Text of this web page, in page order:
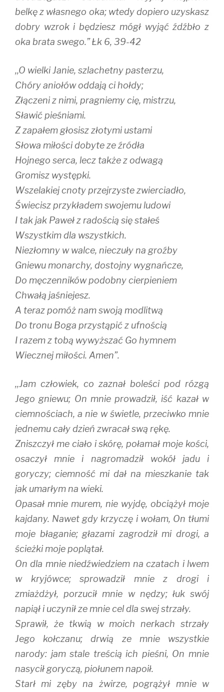
belkę z własnego oka; wtedy dopiero uzyskasz
dobry wzrok i będziesz mógł wyjąć źdźbło z
oka brata swego.” Łk 6, 39-42
,,O wielki Janie, szlachetny pasterzu,
Chóry aniołów oddają ci hołdy;
Złączeni z nimi, pragniemy cię, mistrzu,
Sławić pieśniami.
Z zapałem głosisz złotymi ustami
Słowa miłości dobyte ze źródła
Hojnego serca, lecz także z odwagą
Gromisz występki.
Wszelakiej cnoty przejrzyste zwierciadło,
Świecisz przykładem swojemu ludowi
I tak jak Paweł z radością się stałeś
Wszystkim dla wszystkich.
Niezłomny w walce, nieczuły na groźby
Gniewu monarchy, dostojny wygnańcze,
Do męczenników podobny cierpieniem
Chwałą jaśniejesz.
A teraz pomóż nam swoją modlitwą
Do tronu Boga przystąpić z ufnością
I razem z tobą wywyższać Go hymnem
Wiecznej miłości. Amen”.
,,Jam człowiek, co zaznał boleści pod rózgą
Jego gniewu; On mnie prowadził, iść kazał w
ciemnościach, a nie w świetle, przeciwko mnie
jednemu cały dzień zwracał swą rękę.
Zniszczył me ciało i skórę, połamał moje kości,
osaczył mnie i nagromadził wokół jadu i
goryczy; ciemność mi dał na mieszkanie tak
jak umarłym na wieki.
Opasał mnie murem, nie wyjdę, obciążył moje
kajdany. Nawet gdy krzyczę i wołam, On tłumi
moje błaganie; głazami zagrodził mi drogi, a
ścieżki moje poplątał.
On dla mnie niedźwiedziem na czatach i lwem
w kryjówce; sprowadził mnie z drogi i
zmiażdżył, porzucił mnie w nędzy; łuk swój
napiął i uczynił ze mnie cel dla swej strzały.
Sprawił, że tkwią w moich nerkach strzały
Jego kołczanu; drwią ze mnie wszystkie
narody: jam stale treścią ich pieśni, On mnie
nasycił goryczą, piołunem napoił.
Starł mi zęby na żwirze, pogrążył mnie w